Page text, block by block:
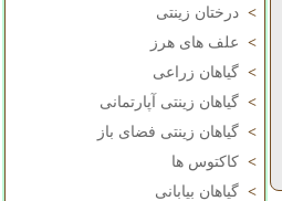
> درختان زینتی
> علف های هرز
> گیاهان زراعی
> گیاهان زینتی آپارتمانی
> گیاهان زینتی فضای باز
> کاکتوس ها
> گیاهان بیابانی